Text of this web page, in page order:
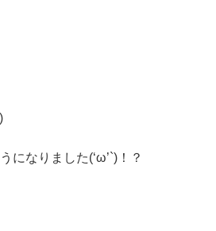
になりました(‘ω’`)！？